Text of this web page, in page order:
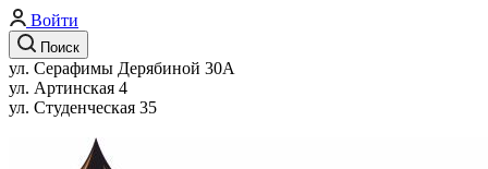
Войти
Поиск
ул. Серафимы Дерябиной 30А
ул. Артинская 4
ул. Студенческая 35